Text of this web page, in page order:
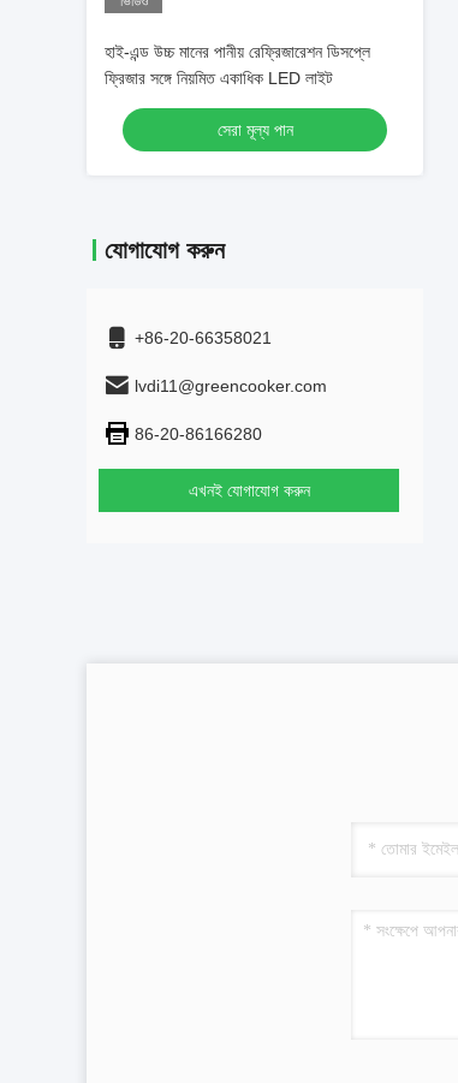
হাই-এন্ড উচ্চ মানের পানীয় রেফ্রিজারেশন ডিসপ্লে
ফ্রিজার সঙ্গে নিয়মিত একাধিক LED লাইট
সেরা মূল্য পান
যোগাযোগ করুন
+86-20-66358021
lvdi11@greencooker.com
86-20-86166280
এখনই যোগাযোগ করুন